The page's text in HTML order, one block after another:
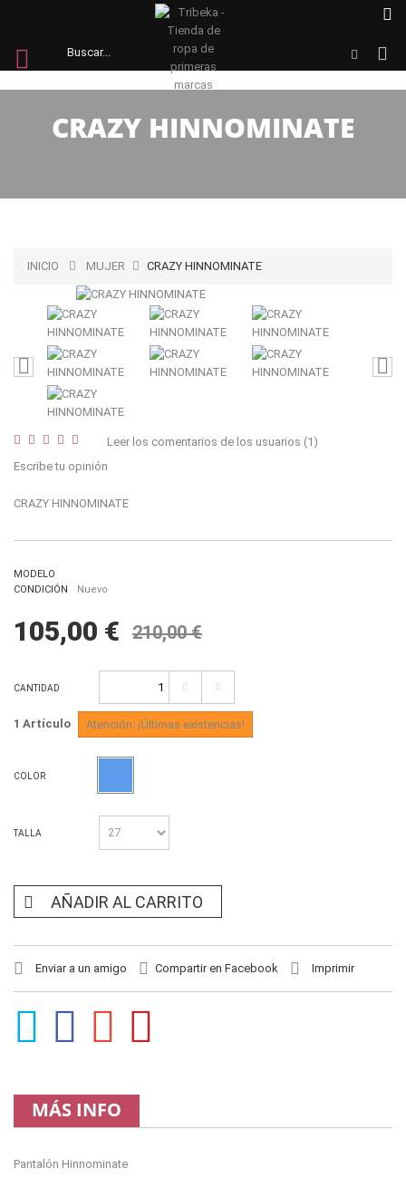
CRAZY HINNOMINATE
INICIO MUJER CRAZY HINNOMINATE
Leer los comentarios de los usuarios (1 )
Escribe tu opinión
CRAZY HINNOMINATE
MODELO
CONDICIÓN
Nuevo
105,00 € 210,00 €
CANTIDAD
1 Artículo Atención: ¡Últimas existencias!
COLOR
TALLA
AÑADIR AL CARRITO
Enviar a un amigo Compartir en Facebook Imprimir
MÁS INFO
Pantalón Hinnominate